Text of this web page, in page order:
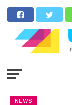
NEWS